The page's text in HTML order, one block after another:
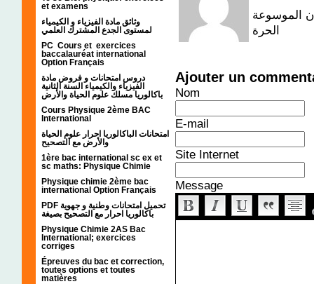
et examens
وثائق مادة الفيزياء و الكيمياء
PC Cours et exercices
baccalauréat international
Option Français
دروس امتحانات و فروض مادة
الفيزياء والكيمياء السنة الثانية
باكالوريا مسلك علوم الحياة والأرض
Cours Physique 2ème BAC
International
امتحانات الباكالوريا احرار علوم الحياة
والأرض مع التصحيح
1ère bac international sc ex et
sc maths: Physique Chimie
Physique chimie 2ème bac
international Option Français
PDF تحميل امتحانات وطنية و جهوية
باكالوريا احرار مع التصحيح بصيغة
Physique Chimie 2AS Bac
International; exercices
corriges
Épreuves du bac et correction,
toutes options et toutes
matières
الموسوعة
الحرة
Ajouter un
Nom
E-mail
Site Internet
Message